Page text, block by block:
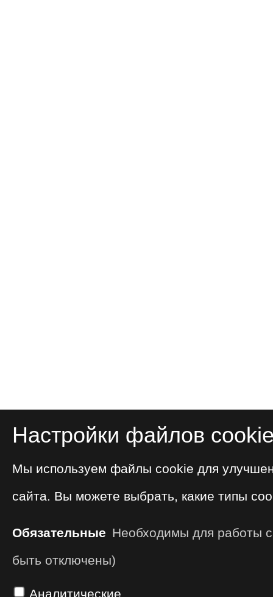
Настройки файлов
Мы используем файлы cookie для
сайта. Вы можете выбрать, какие типы
Обязательные Необходимы для работы
быть отключены)
Аналитические